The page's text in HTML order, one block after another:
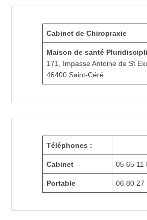
Cabinet de Chiropraxie
Maison de santé
171, Impasse Antoine de St
46400 Saint-Céré
Téléphones :
Cabinet 05 65 11
Portable 06 80 27